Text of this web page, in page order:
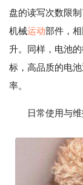
盘的读写次数限
机械运动部件，
升。同样，电池
标，高品质的电
率。
日常使用与